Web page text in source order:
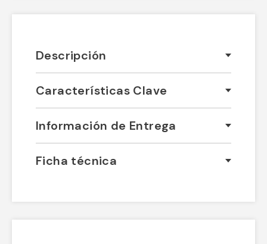
Descripción
Características Clave
Información de Entrega
Ficha técnica